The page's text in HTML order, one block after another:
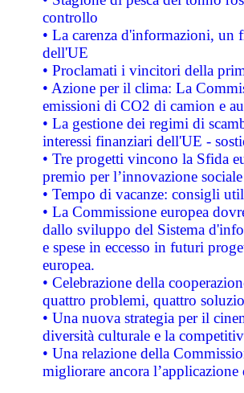
controllo
• La carenza d'informazioni, un
dell'UE
• Proclamati i vincitori della
• Azione per il clima: La
emissioni di CO2 di camion e
• La gestione dei regimi di
interessi finanziari dell'UE -
• Tre progetti vincono la Sfida
premio per l’innovazione sociale
• Tempo di vacanze: consigli
• La Commissione europea
dallo sviluppo del Sistema
e spese in eccesso in futuri
europea.
• Celebrazione della
quattro problemi, quattro
• Una nuova strategia per il
diversità culturale e la
• Una relazione della
migliorare ancora